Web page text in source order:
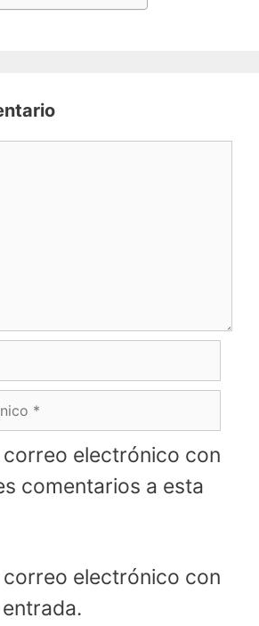
correo electrónico con
comentarios a esta
correo electrónico con